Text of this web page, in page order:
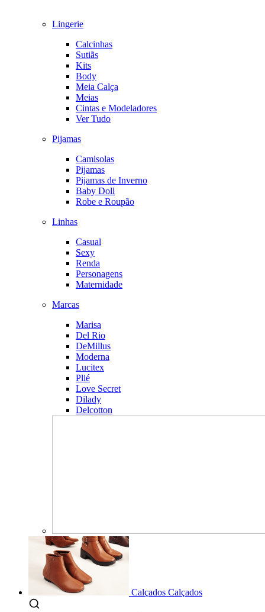
Lingerie
Calcinhas
Sutiãs
Kits
Body
Meia Calça
Meias
Cintas e Modeladores
Ver Tudo
Pijamas
Camisolas
Pijamas
Pijamas de Inverno
Baby Doll
Robe e Roupão
Linhas
Casual
Sexy
Renda
Personagens
Maternidade
Marcas
Marisa
Del Rio
DeMillus
Moderna
Lucitex
Plié
Love Secret
Dilady
Delcotton
Calçados Calçados